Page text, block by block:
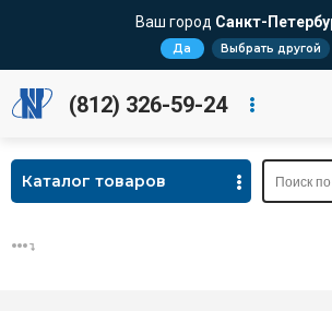
Ваш город Санкт-
Да Выбрать другой
(812) 326-59-24
Каталог товаров